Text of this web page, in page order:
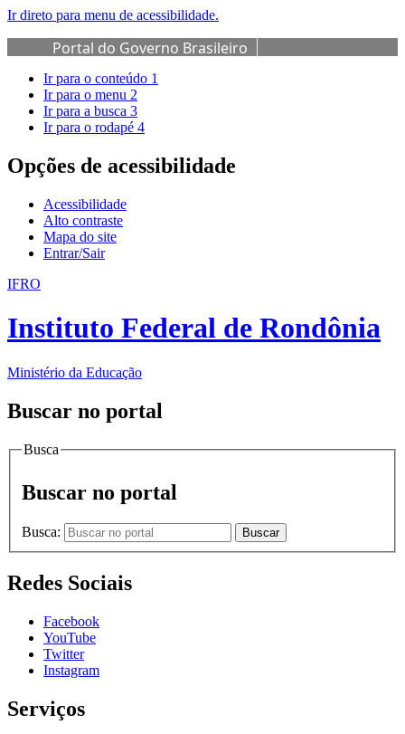
Ir direto para menu de acessibilidade.
Portal do Governo Brasileiro
Ir para o conteúdo 1
Ir para o menu 2
Ir para a busca 3
Ir para o rodapé 4
Opções de acessibilidade
Acessibilidade
Alto contraste
Mapa do site
Entrar/Sair
IFRO
Instituto Federal de Rondônia
Ministério da Educação
Buscar no portal
Busca
Buscar no portal
Busca: Buscar
Redes Sociais
Facebook
YouTube
Twitter
Instagram
Serviços